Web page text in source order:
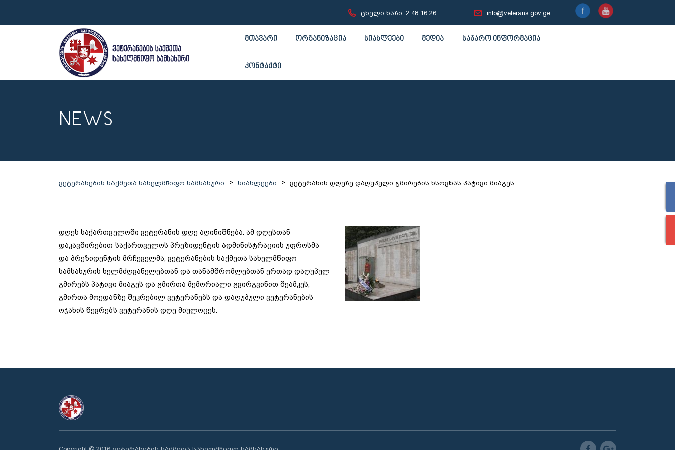
ცხელი ხაზი: 2 48 16 26 info@veterans.gov.ge
მთავარი ორგანიზაცია სიახლეები მედია საჯარო ინფორმაცია
კონტაქტი
NEWS
ვეტერანების საქმეთა სახელმწიფო სამსახური > სიახლეები > ვეტერანის დღეზე დაღუპული გმირების ხსოვნას პატივი მიაგეს
დღეს საქართველოში ვეტერანის დღე აღინიშნება. ამ დღესთან
დაკავშირებით საქართველოს პრეზიდენტის ადმინისტრაციის უფროსმა
და პრეზიდენტის მრჩეველმა, ვეტერანების საქმეთა სახელმწიფო
სამსახურის ხელმძღვანელებთან და თანამშრომლებთან ერთად დაღუპულ
გმირებს პატივი მიაგეს და გმირთა მემორიალი გვირგვინით შეამკეს,
გმირთა მოედანზე შეკრებილ ვეტერანებს და დაღუპული ვეტერანების
ოჯახის წევრებს ვეტერანის დღე მიულოცეს.